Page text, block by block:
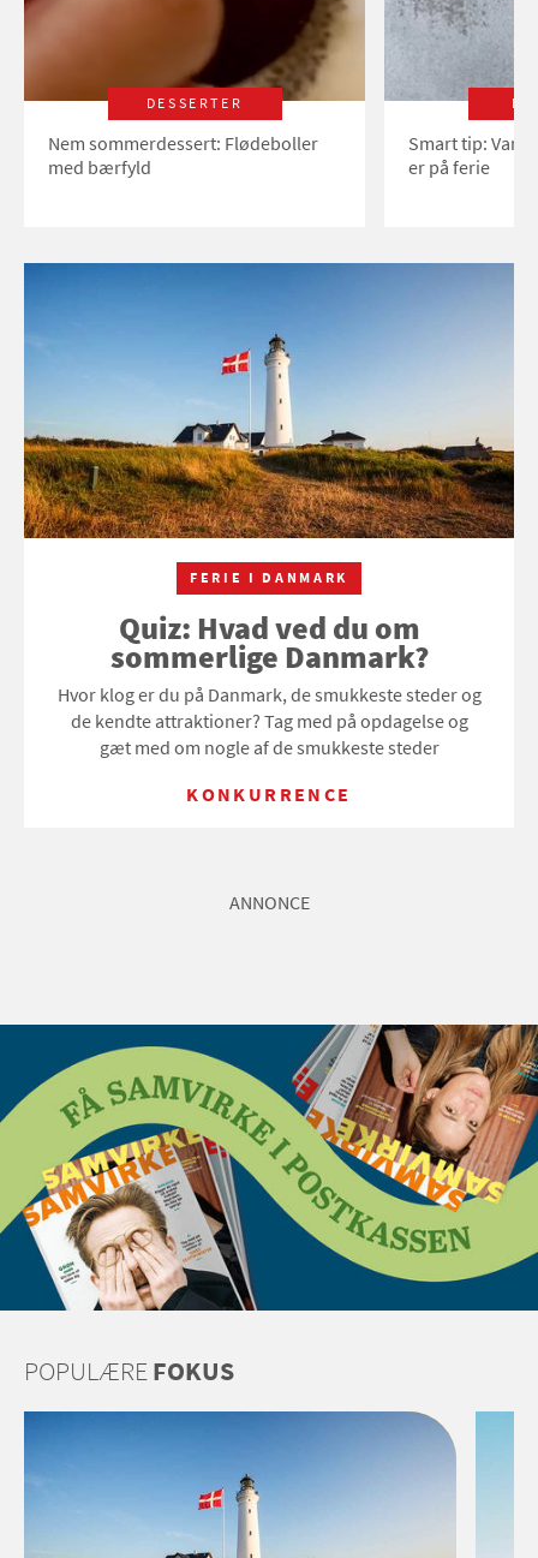
DESSERTER
Nem sommerdessert: Flødeboller
med bærfyld
Smart tip:
er på ferie
FERIE I DANMARK
Quiz: Hvad ved du om
sommerlige Danmark?
Hvor klog er du på Danmark, de smukkeste steder og
de kendte attraktioner? Tag med på opdagelse og
gæt med om nogle af de smukkeste steder
KONKURRENCE
ANNONCE
POPULÆREFOKUS